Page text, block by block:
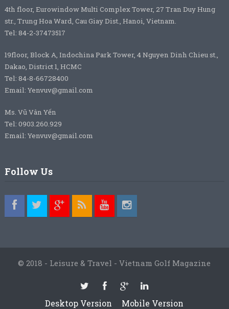
4th floor, Eurowindow Multi Complex Tower, 27 Tran Duy Hung
str., Trung Hoa Ward, Cau Giay Dist., Hanoi, Vietnam.
Tel: 84-2-37473517
19floor, Block A, Indochina Park Tower, 4 Nguyen Dinh Chieu st.,
Dakao, District 1, HCMC
Tel: 84-8-66728400
Email: Yenvuv@gmail.com
Ms. Vũ Vân Yến
Tel: 0903.260.929
Email: Yenvuv@gmail.com
Follow Us
© 2018 - Leisure & Travel - Vietnam Golf Magazine
Desktop Version Mobile Version